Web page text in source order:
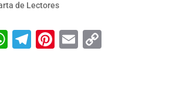
de Lectores
WhatsApp
Telegram
Pinterest
EmailCopy